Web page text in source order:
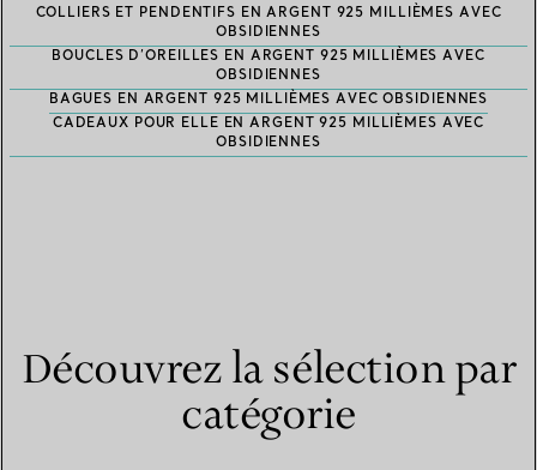
COLLIERS ET PENDENTIFS EN ARGENT 925 MILLIÈMES AVEC
OBSIDIENNES
BOUCLES D’OREILLES EN ARGENT 925 MILLIÈMES AVEC
OBSIDIENNES
BAGUES EN ARGENT 925 MILLIÈMES AVEC OBSIDIENNES
CADEAUX POUR ELLE EN ARGENT 925 MILLIÈMES AVEC
OBSIDIENNES
Découvrez la sélection par
catégorie